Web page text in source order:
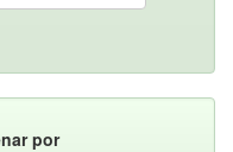
por